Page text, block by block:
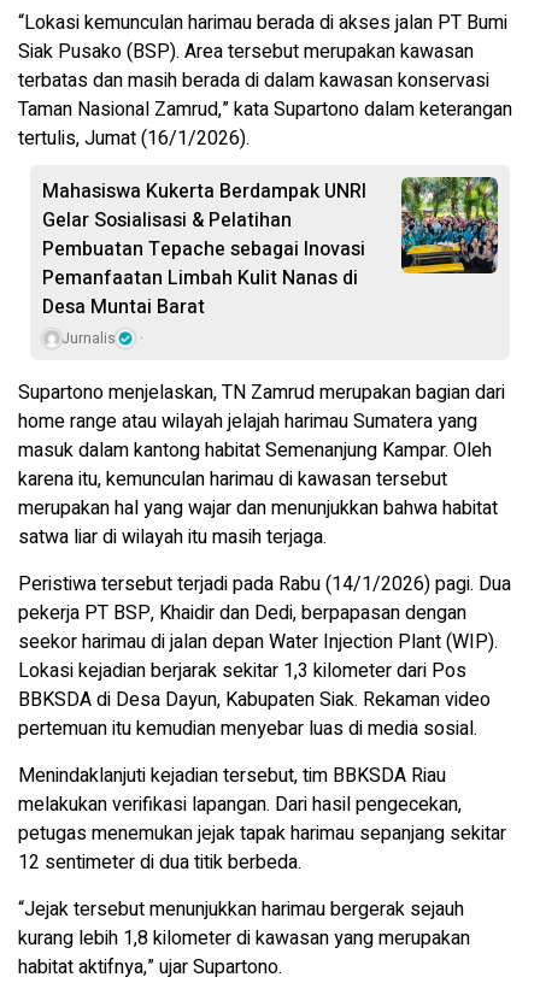
“Lokasi kemunculan harimau berada di akses jalan PT Bumi
Siak Pusako (BSP). Area tersebut merupakan kawasan
terbatas dan masih berada di dalam kawasan konservasi
Taman Nasional Zamrud,” kata Supartono dalam keterangan
tertulis, Jumat (16/1/2026).
Mahasiswa Kukerta Berdampak UNRI
Gelar Sosialisasi & Pelatihan
Pembuatan Tepache sebagai Inovasi
Pemanfaatan Limbah Kulit Nanas di
Desa Muntai Barat
Jurnalis
Supartono menjelaskan, TN Zamrud merupakan bagian dari
home range atau wilayah jelajah harimau Sumatera yang
masuk dalam kantong habitat Semenanjung Kampar. Oleh
karena itu, kemunculan harimau di kawasan tersebut
merupakan hal yang wajar dan menunjukkan bahwa habitat
satwa liar di wilayah itu masih terjaga.
Peristiwa tersebut terjadi pada Rabu (14/1/2026) pagi. Dua
pekerja PT BSP, Khaidir dan Dedi, berpapasan dengan
seekor harimau di jalan depan Water Injection Plant (WIP).
Lokasi kejadian berjarak sekitar 1,3 kilometer dari Pos
BBKSDA di Desa Dayun, Kabupaten Siak. Rekaman video
pertemuan itu kemudian menyebar luas di media sosial.
Menindaklanjuti kejadian tersebut, tim BBKSDA Riau
melakukan verifikasi lapangan. Dari hasil pengecekan,
petugas menemukan jejak tapak harimau sepanjang sekitar
12 sentimeter di dua titik berbeda.
“Jejak tersebut menunjukkan harimau bergerak sejauh
kurang lebih 1,8 kilometer di kawasan yang merupakan
habitat aktifnya,” ujar Supartono.